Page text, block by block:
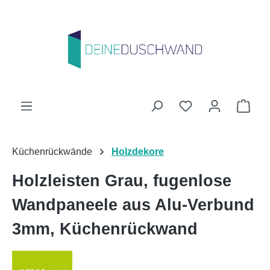
Du hast 0
Küchenrückwände Holzdekore
Holzleisten Grau, fugenlose
Wandpaneele aus Alu-Verbund
3mm, Küchenrückwand